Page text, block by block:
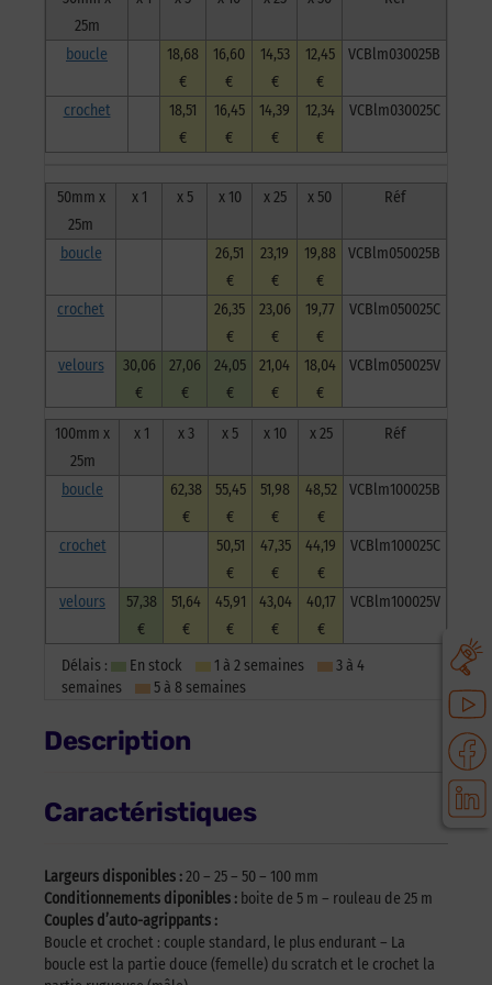
25m
boucle
18,68
€
16,60
€
14,53
€
12,45
€
VCBlm030025B
crochet
18,51
€
16,45
€
14,39
€
12,34
€
VCBlm030025C
50mm x
25m
x 1 x 5 x 10 x 25 x 50 Réf
boucle
26,51
€
23,19
€
19,88
€
VCBlm050025B
crochet
26,35
€
23,06
€
19,77
€
VCBlm050025C
velours
30,06
€
27,06
€
24,05
€
21,04
€
18,04
€
VCBlm050025V
100mm x
25m
x 1 x 3 x 5 x 10 x 25 Réf
boucle
62,38
€
55,45
€
51,98
€
48,52
€
VCBlm100025B
crochet
50,51
€
47,35
€
44,19
€
VCBlm100025C
velours
57,38
€
51,64
€
45,91
€
43,04
€
40,17
€
VCBlm100025V
Délais : En stock 1 à 2 semaines
3 à 4
semaines
5 à 8 semaines
Description
Caractéristiques
Largeurs disponibles :20 – 25 – 50 – 100 mm
Conditionnements diponibles : boite de 5 m – rouleau de 25 m
Couples d’auto-agrippants :
Boucle et crochet : couple standard, le plus endurant – La
boucle est la partie douce (femelle) du scratch et le crochet la